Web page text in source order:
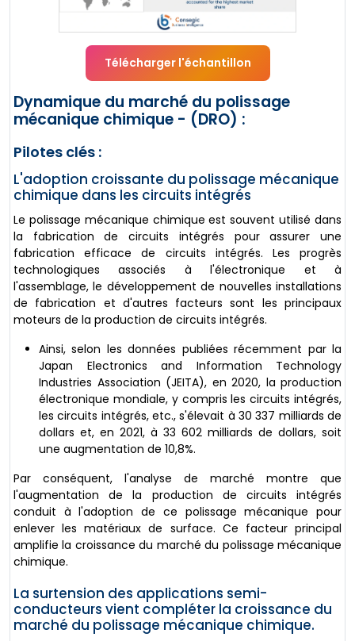
Télécharger l'échantillon
Dynamique du marché du polissage
mécanique chimique - (DRO) :
Pilotes clés :
L'adoption croissante du polissage mécanique
chimique dans les circuits intégrés
Le polissage mécanique chimique est souvent utilisé dans
la fabrication de circuits intégrés pour assurer une
fabrication efficace de circuits intégrés. Les progrès
technologiques associés à l'électronique et à
l'assemblage, le développement de nouvelles installations
de fabrication et d'autres facteurs sont les principaux
moteurs de la production de circuits intégrés.
Ainsi, selon les données publiées récemment par la
Japan Electronics and Information Technology
Industries Association (JEITA), en 2020, la production
électronique mondiale, y compris les circuits intégrés,
les circuits intégrés, etc., s'élevait à 30 337 milliards de
dollars et, en 2021, à 33 602 milliards de dollars, soit
une augmentation de 10,8%.
Par conséquent, l'analyse de marché montre que
l'augmentation de la production de circuits intégrés
conduit à l'adoption de ce polissage mécanique pour
enlever les matériaux de surface. Ce facteur principal
amplifie la croissance du marché du polissage mécanique
chimique.
La surtension des applications semi-
conducteurs vient compléter la croissance du
marché du polissage mécanique chimique.